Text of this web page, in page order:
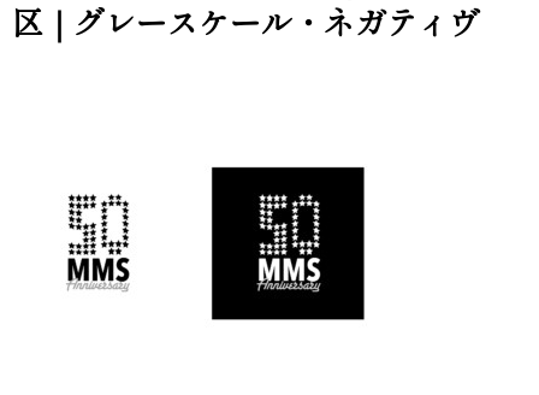
区｜グレースケール・ネガティヴ